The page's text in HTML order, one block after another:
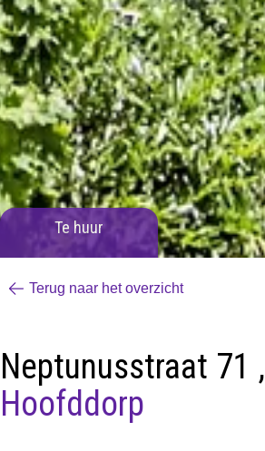
Te huur
Terug naar het overzicht
Neptunusstraat 71 ,
Hoofddorp